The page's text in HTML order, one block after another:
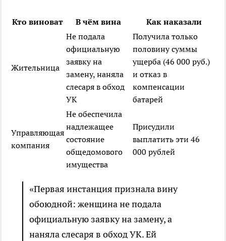
Кто виноват В чём вина Как наказали
Жительница
Не подала
официальную
заявку на
замену, наняла
слесаря в обход
УК
Получила только
половину суммы
ущерба (46 000 руб.)
и отказ в
компенсации
батарей
Управляющая
компания
Не обеспечила
надлежащее
состояние
общедомового
имущества
Присудили
выплатить эти 46
000 рублей
«Первая инстанция признала вину
обоюдной: женщина не подала
официальную заявку на замену, а
наняла слесаря в обход УК. Ей